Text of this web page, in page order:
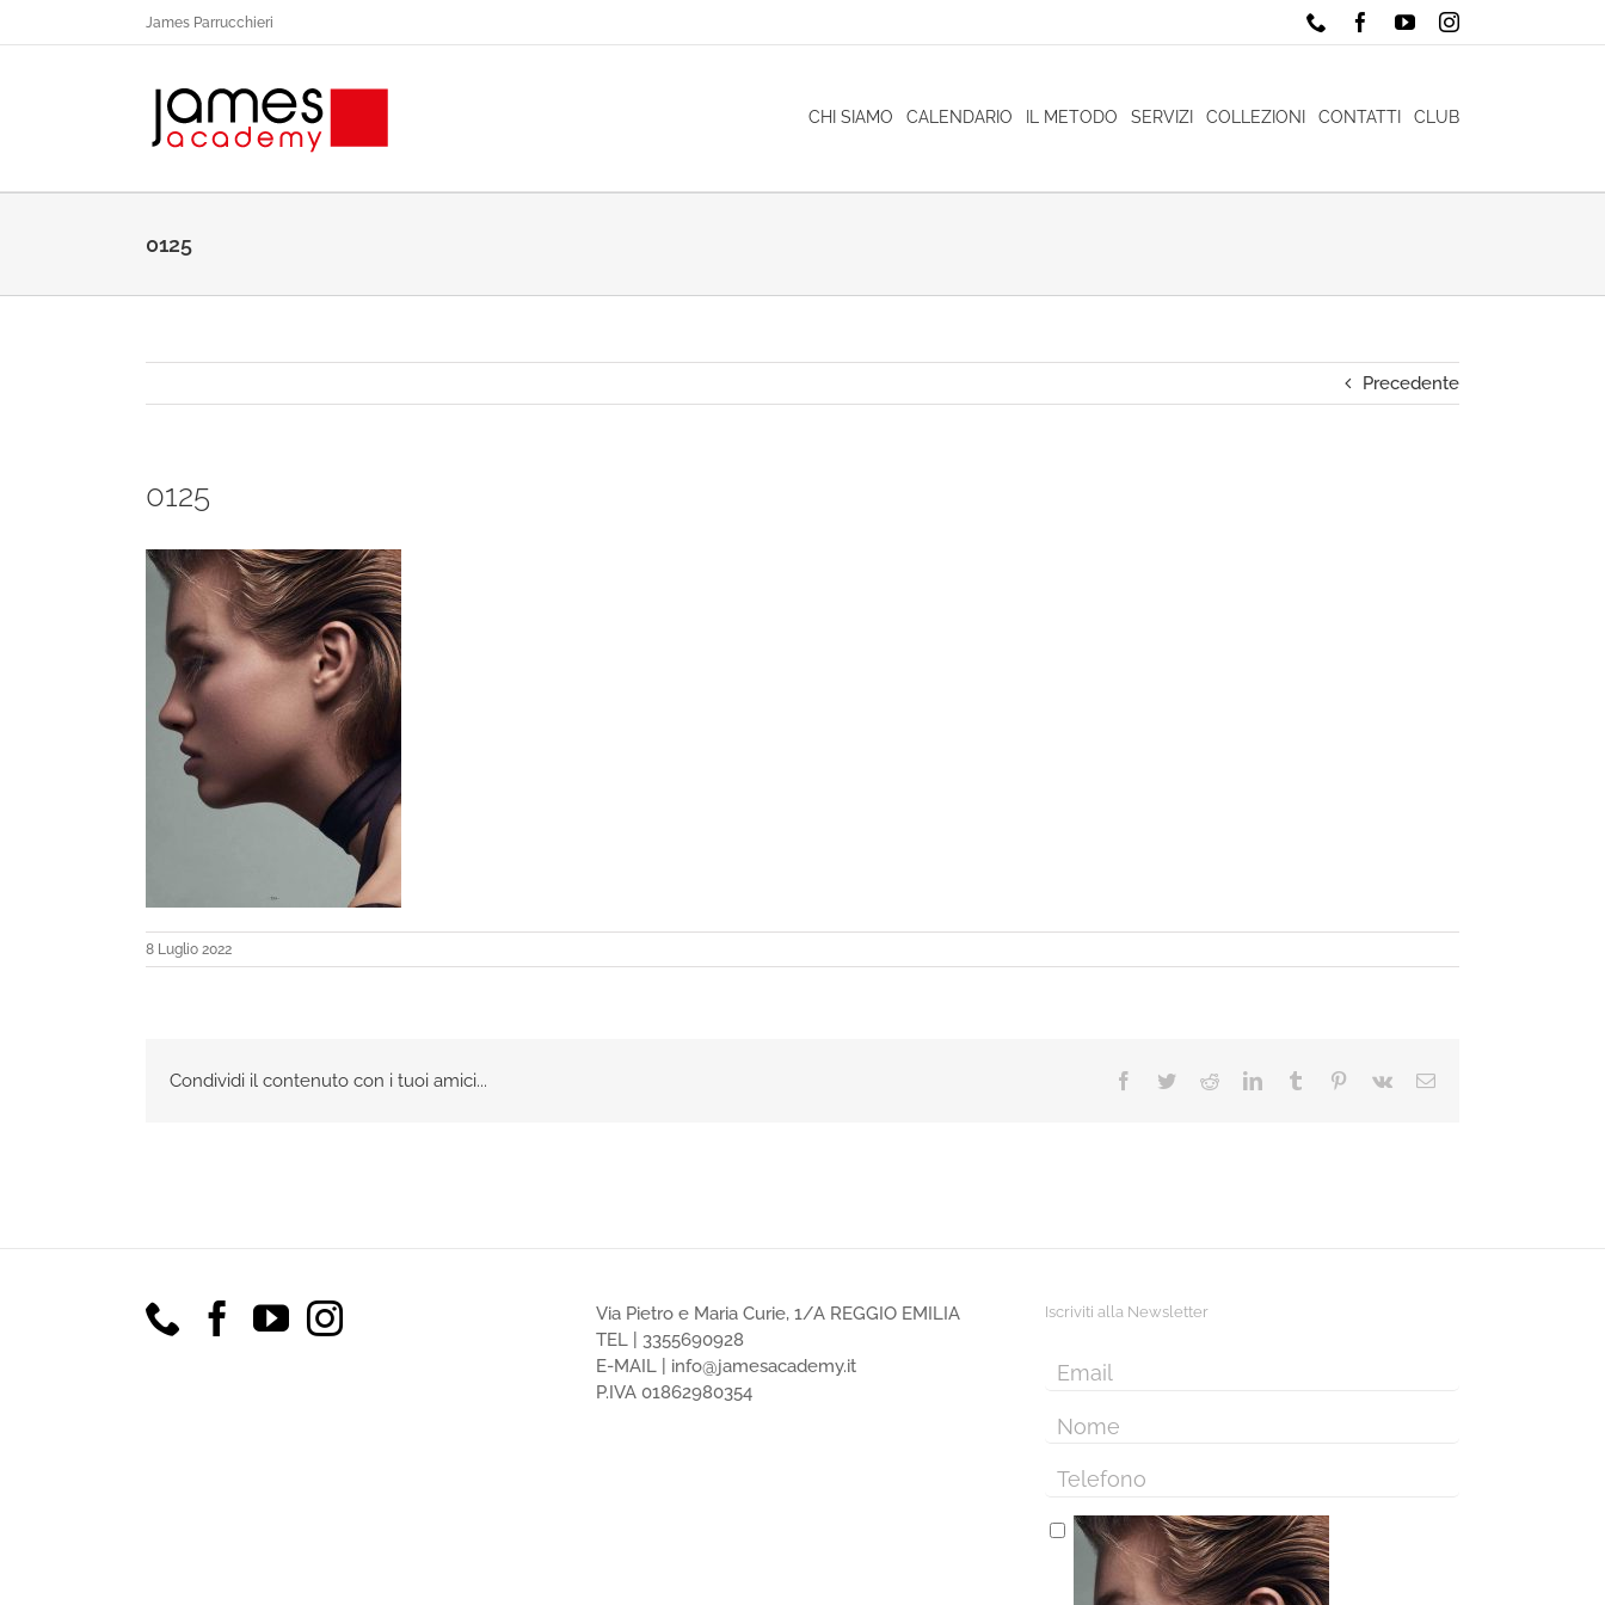
James Parrucchieri Phone Facebook
YouTubeInstagram
CHI SIAMO CALENDARIO IL METODO SERVIZI COLLEZIONI CONTATTI CLUB
0125
Precedente
0125
8 Luglio 2022
Condividi il contenuto con i tuoi amici... Facebook
TwitterRedditLinkedInTumblr Pinterest
Vk Email
Via Pietro e Maria Curie, 1/A REGGIO EMILIA
TEL | 3355690928
E-MAIL | info@jamesacademy.it
P.IVA 01862980354
Iscriviti alla Newsletter